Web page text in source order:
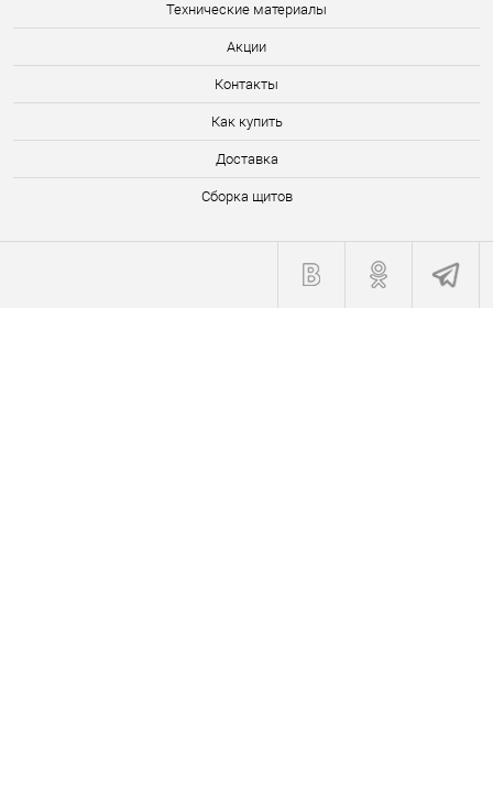
Технические материалы
Акции
Контакты
Как купить
Доставка
Сборка щитов